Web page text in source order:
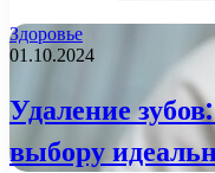
Здоровье
01.10.2024
Удаление
выбору